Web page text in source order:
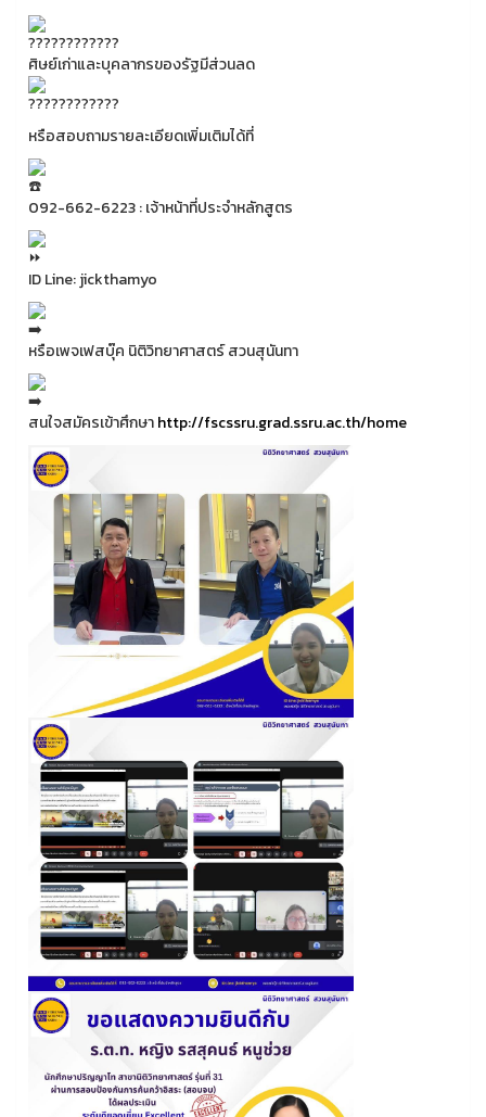
ศิษย์เก่าและบุคลากรของรัฐมีส่วนลด
หรือสอบถามรายละเอียดเพิ่มเติมได้ที่
092-662-6223 : เจ้าหน้าที่ประจำหลักสูตร
ID Line: jickthamyo
หรือเพจเฟสบุ๊ค นิติวิทยาศาสตร์ สวนสุนันทา
สนใจสมัครเข้าศึกษาhttp://fscssru.grad.ssru.ac.th/home